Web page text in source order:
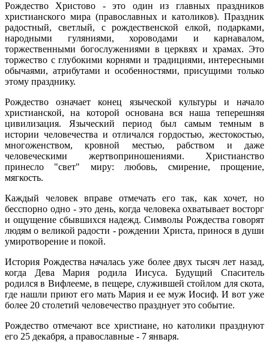
Рождество Христово - это один из главных праздников
христианского мира (православных и католиков). Праздник
радостный, светлый, с рождественской елкой, подарками,
народными гуляниями, хороводами и карнавалом,
торжественными богослужениями в церквях и храмах. Это
торжество с глубокими корнями и традициями, интересными
обычаями, атрибутами и особенностями, присущими только
этому празднику.
Рождество означает конец языческой культуры и начало
христианской, на которой основана вся наша теперешняя
цивилизация. Языческий период был самым темным в
истории человечества и отличался гордостью, жестокостью,
многоженством, кровной местью, рабством и даже
человеческими жертвоприношениями. Христианство
принесло "свет" миру: любовь, смирение, прощение,
мягкость.
Каждый человек вправе отмечать его так, как хочет, но
бесспорно одно - это день, когда человека охватывает восторг
и ощущение сбывшихся надежд. Символы Рождества говорят
людям о великой радости - рождении Христа, принося в души
умиротворение и покой.
История Рождества началась уже более двух тысяч лет назад,
когда Дева Мария родила Иисуса. Будущий Спаситель
родился в Вифлееме, в пещере, служившей стойлом для скота,
где нашли приют его мать Мария и ее муж Иосиф. И вот уже
более 20 столетий человечество празднует это событие.
Рождество отмечают все христиане, но католики празднуют
его 25 декабря, а православные - 7 января.